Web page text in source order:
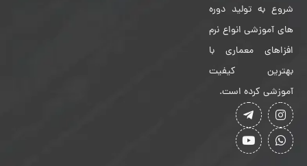
شروع به تولید دوره
های آموزشی انواع نرم
افزاهای معماری با
بهترین کیفیت
آموزشی کرده است.